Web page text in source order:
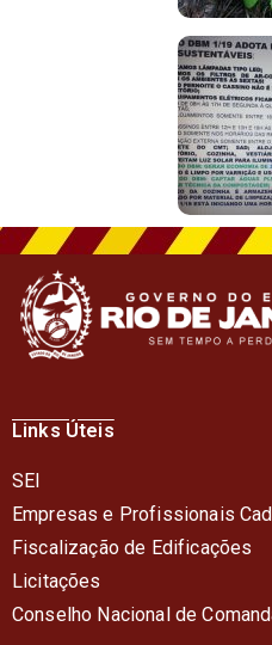
Links Úteis
SEI
Empresas e Profissionais
Fiscalização de Edificações
Licitações
Conselho Nacional de